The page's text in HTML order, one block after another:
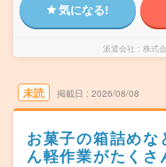
気になる!
派遣会社 株式
未読 掲載日 2026/08/08
お菓子の箱詰めな
ん軽作業がたくさ